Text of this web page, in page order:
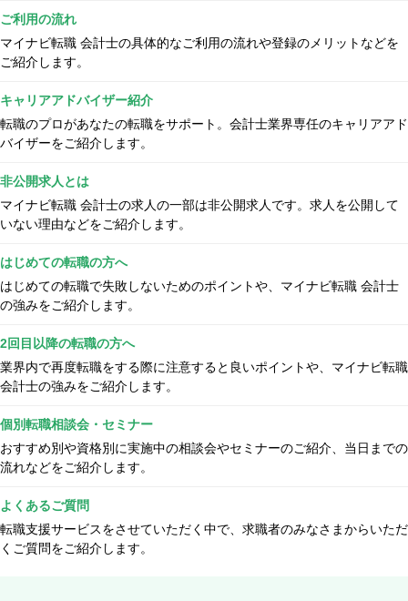
ご利用の流れ
マイナビ転職 会計士の具体的なご利用の流れや登録のメリットなどを
ご紹介します。
キャリアアドバイザー紹介
転職のプロがあなたの転職をサポート。会計士業界専任のキャリアアド
バイザーをご紹介します。
非公開求人とは
マイナビ転職 会計士の求人の一部は非公開求人です。求人を公開して
いない理由などをご紹介します。
はじめての転職の方へ
はじめての転職で失敗しないためのポイントや、マイナビ転職 会計士
の強みをご紹介します。
2回目以降の転職の方へ
業界内で再度転職をする際に注意すると良いポイントや、マイナビ転職
会計士の強みをご紹介します。
個別転職相談会・セミナー
おすすめ別や資格別に実施中の相談会やセミナーのご紹介、当日までの
流れなどをご紹介します。
よくあるご質問
転職支援サービスをさせていただく中で、求職者のみなさまからいただ
くご質問をご紹介します。